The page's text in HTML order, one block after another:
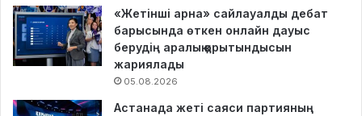
«Жетінші арна» сайлауалды дебат
барысында өткен онлайн дауыс
берудің аралық қорытындысын
жариялады
05.08.2026
Астанада жеті саяси партияның